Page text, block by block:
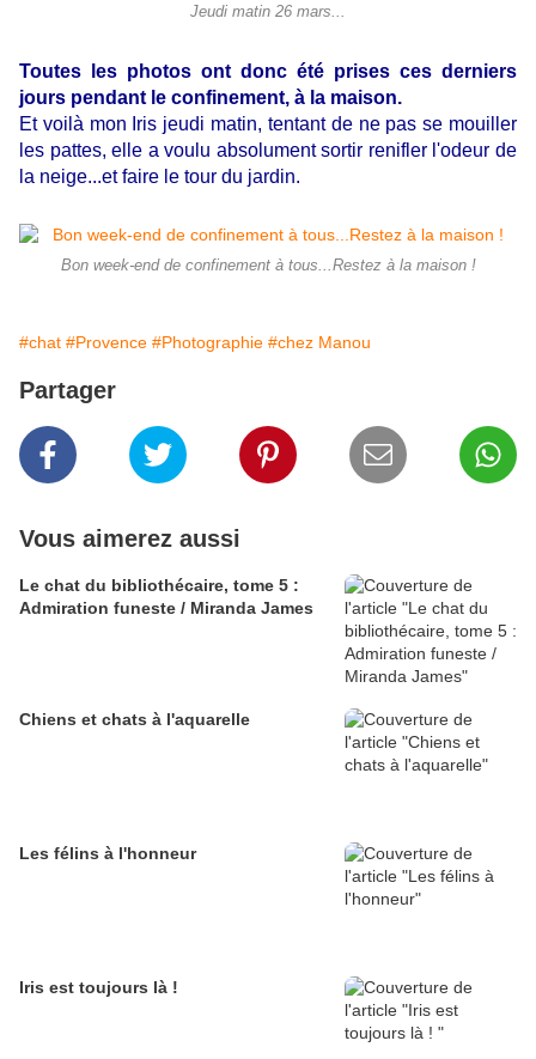
Jeudi matin 26 mars...
Toutes les photos ont donc été prises ces derniers
jours pendant le confinement, à la maison.
Et voilà mon Iris jeudi matin, tentant de ne pas se mouiller
les pattes, elle a voulu absolument sortir renifler l'odeur de
la neige...et faire le tour du jardin.
Bon week-end de confinement à tous...Restez à la maison !
#chat #Provence #Photographie #chez Manou
Partager
Vous aimerez aussi
Le chat du bibliothécaire, tome 5 :
Admiration funeste / Miranda James
Chiens et chats à l'aquarelle
Les félins à l'honneur
Iris est toujours là !